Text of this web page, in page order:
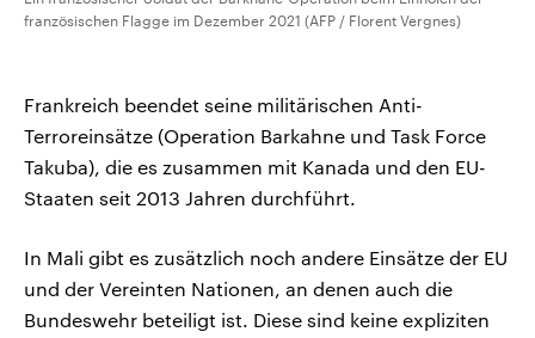
französischen Flagge im Dezember 2021 (AFP / Florent Vergnes)
Frankreich beendet seine militärischen Anti-
Terroreinsätze (Operation Barkahne und Task Force
Takuba), die es zusammen mit Kanada und den EU-
Staaten seit 2013 Jahren durchführt.
In Mali gibt es zusätzlich noch andere Einsätze der EU
und der Vereinten Nationen, an denen auch die
Bundeswehr beteiligt ist. Diese sind keine expliziten